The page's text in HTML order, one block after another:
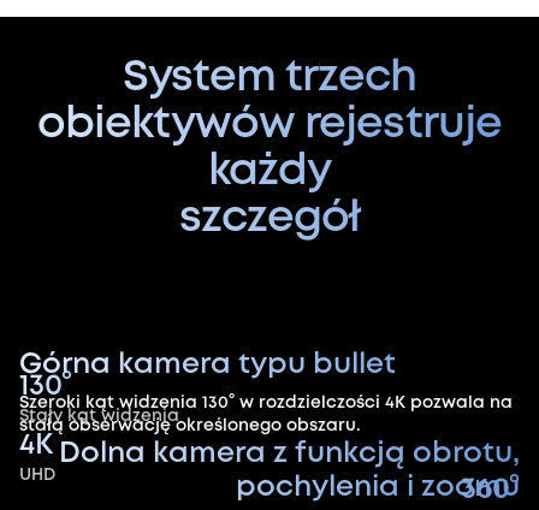
System trzech
obiektywów rejestruje
każdy
szczegół
Górna kamera typu bullet
Szeroki kąt widzenia 130° w rozdzielczości 4K pozwala na
stałą obserwację określonego obszaru.
130°
Stały kąt widzenia
4K
UHD
Dolna kamera z funkcją obrotu,
pochylenia i zoomu
360°